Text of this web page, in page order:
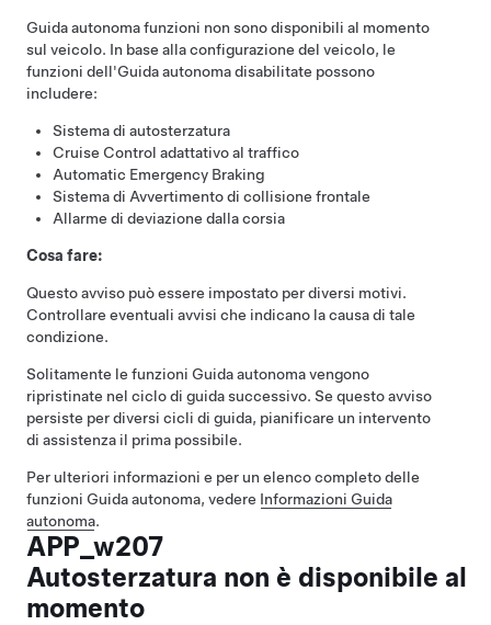
Guida autonomafunzioni non sono disponibili al momento
sul veicolo. In base alla configurazione del veicolo, le
funzioni dell'Guida autonomadisabilitate possono
includere:
Sistema di autosterzatura
Cruise Control adattativo al traffico
Automatic Emergency Braking
Sistema di Avvertimento di collisione frontale
Allarme di deviazione dalla corsia
Cosa fare:
Questo avviso può essere impostato per diversi motivi.
Controllare eventuali avvisi che indicano la causa di tale
condizione.
Solitamente le funzioni Guida autonomavengono
ripristinate nel ciclo di guida successivo. Se questo avviso
persiste per diversi cicli di guida, pianificare un intervento
di assistenza il prima possibile.
Per ulteriori informazioni e per un elenco completo delle
funzioni Guida autonoma, vedere Informazioni Guida
autonoma.
APP_w207
Autosterzatura non è disponibile al
momento